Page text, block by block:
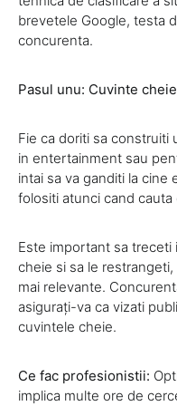
brevetele Google, testa
concurenta.
Pasul unu: Cuvinte
Fie ca doriti sa construiti
in entertainment sau
intai sa va ganditi la cine
folositi atunci cand
Este important sa
cheie si sa le
mai relevante.
asigurați-va ca vizati
cuvintele cheie.
Ce fac profesionistii:
implica multe ore de